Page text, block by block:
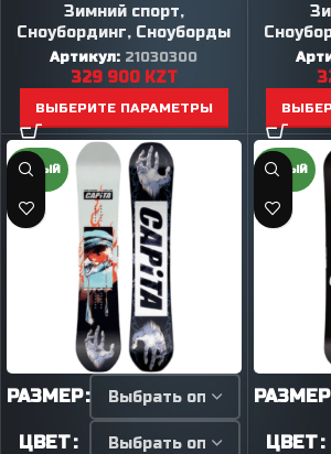
Зимний спорт,
Сноубординг, Сноуборды
Артикул: 21030300
329 900 KZT
ВЫБЕРИТЕ ПАРАМЕТРЫ
НОВЫЙ
РАЗМЕР
ЦВЕТ
НОВЫЙ
РАЗМЕР
ЦВЕТ